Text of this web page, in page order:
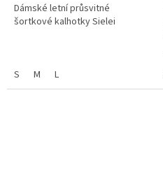
Dámské letní průsvitné
šortkové kalhotky Sielei
S M L